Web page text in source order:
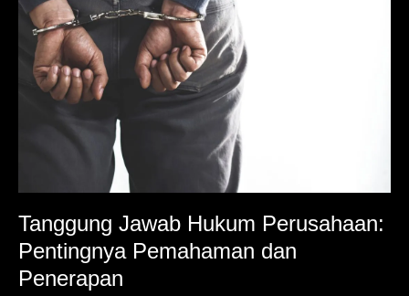
Tanggung Jawab Hukum Perusahaan:
Pentingnya Pemahaman dan
Penerapan